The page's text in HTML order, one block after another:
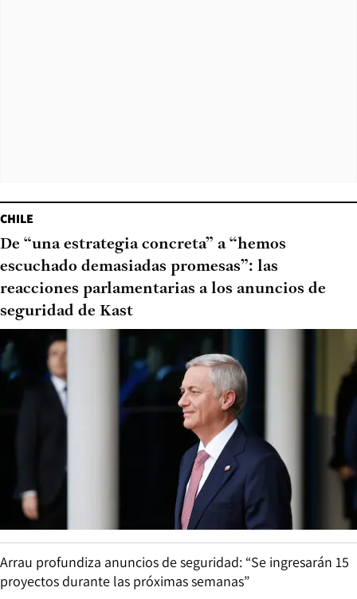
CHILE
De “una estrategia concreta” a “hemos
escuchado demasiadas promesas”: las
reacciones parlamentarias a los anuncios de
seguridad de Kast
Arrau profundiza anuncios de seguridad: “Se ingresarán 15
proyectos durante las próximas semanas”